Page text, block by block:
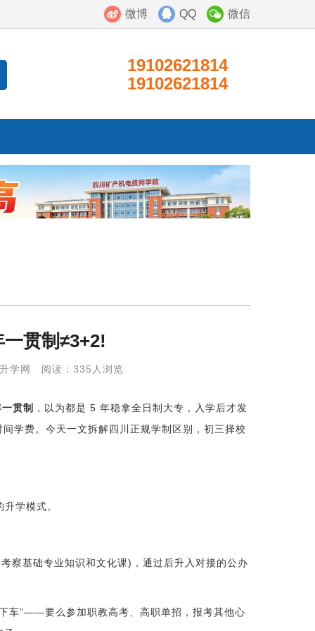
微信
QQ
微博
19102621814
19102621814
贯制≠3+2!
学网 阅读：335人浏览
贯制
，以为都是 5 年稳拿全日制大专，入学后才发
学费。今天一文拆解四川正规学制区别，初三择校
学模式。
察基础专业知识和文化课)，通过后升入对接的公办
车”——要么参加职教高考、高职单招，报考其他心